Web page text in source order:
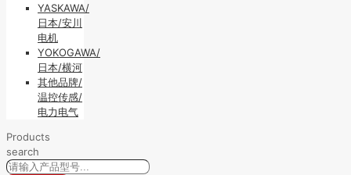
YASKAWA/
日本/安川
电机
YOKOGAWA/
日本/横河
其他品牌/
温控传感/
电力电气
Products
search